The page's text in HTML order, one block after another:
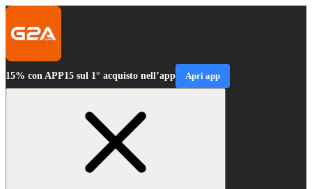
15% con APP15 sul 1° acquisto nell’app Apri app